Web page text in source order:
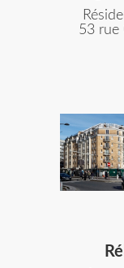
53 rue